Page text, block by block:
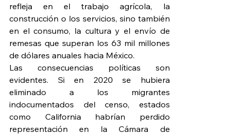
refleja en el trabajo agrícola, la
construcción o los servicios, sino también
en el consumo, la cultura y el envío de
remesas que superan los 63 mil millones
de dólares anuales hacia México.
Las consecuencias políticas son
evidentes. Si en 2020 se hubiera
eliminado a los migrantes
indocumentados del censo, estados
como California habrían perdido
representación en la Cámara de